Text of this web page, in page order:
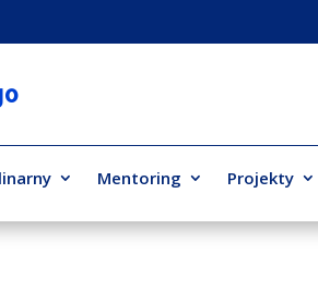
Mentoring Projekty